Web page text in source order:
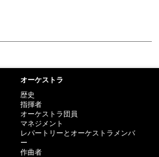
オーケストラ
歴史
指揮者
オーケストラ団員
マネジメント
レパートリーとオーケストラメンバ
ー
作曲者